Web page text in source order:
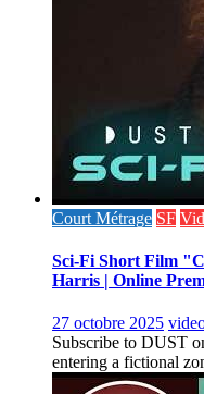
Court Métrage SF
Sci-Fi Short Film
Harris | Online
27 octobre 2025
Subscribe to DUST
entering a fictional